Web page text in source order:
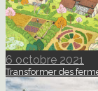
6 octobre 2021
Transformer des